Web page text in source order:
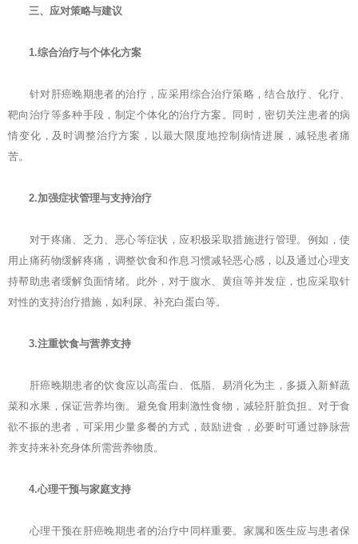
三、应对策略与建议
1.综合治疗与个体化方案
针对肝癌晚期患者的治疗，应采用综合治疗策略，结合放疗、化疗、
靶向治疗等多种手段，制定个体化的治疗方案。同时，密切关注患者的病
情变化，及时调整治疗方案，以最大限度地控制病情进展，减轻患者痛
苦。
2.加强症状管理与支持治疗
对于疼痛、乏力、恶心等症状，应积极采取措施进行管理。例如，使
用止痛药物缓解疼痛，调整饮食和作息习惯减轻恶心感，以及通过心理支
持帮助患者缓解负面情绪。此外，对于腹水、黄疸等并发症，也应采取针
对性的支持治疗措施，如利尿、补充白蛋白等。
3.注重饮食与营养支持
肝癌晚期患者的饮食应以高蛋白、低脂、易消化为主，多摄入新鲜蔬
菜和水果，保证营养均衡。避免食用刺激性食物，减轻肝脏负担。对于食
欲不振的患者，可采用少量多餐的方式，鼓励进食，必要时可通过静脉营
养支持来补充身体所需营养物质。
4.心理干预与家庭支持
心理干预在肝癌晚期患者的治疗中同样重要。家属和医生应与患者保